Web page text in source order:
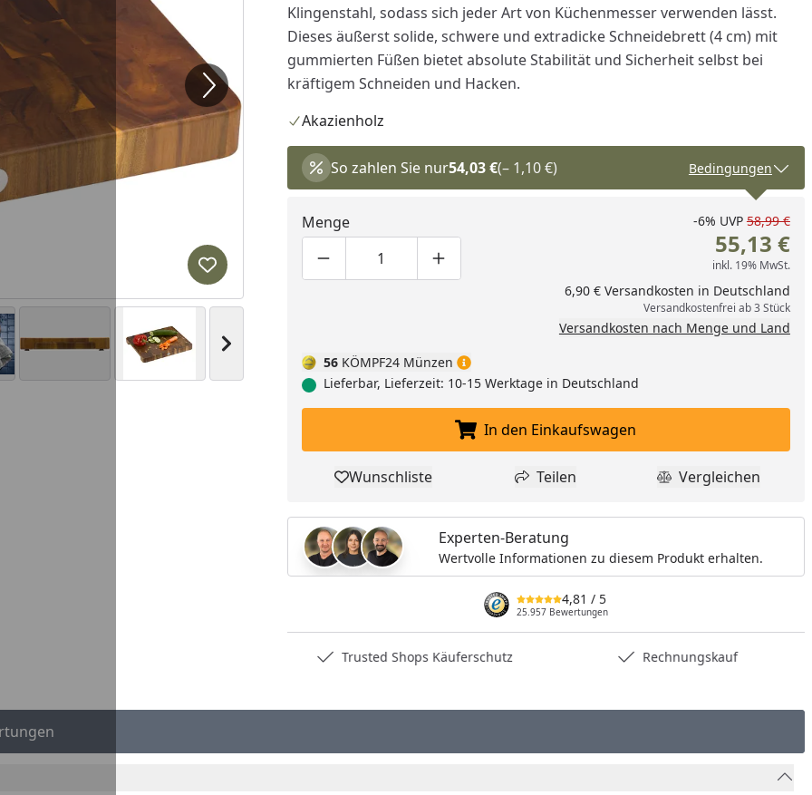
Nächstes Bild anzeigen
Produkt zur Wunschliste hinzufügen
Klingenstahl, sodass sich jeder Art von Küchenmesser verwenden lässt.
Dieses äußerst solide, schwere und extradicke Schneidebrett (4 cm) mit
gummierten Füßen bietet absolute Stabilität und Sicherheit selbst bei
kräftigem Schneiden und Hacken.
Akazienholz
So zahlen Sie nur54,03 €(– 1,10 €) Bedingungen
Menge
Produktmenge um eins verringern
Produktmenge manuell eingeben
Produktmenge um eins erhöhen
-6% UVP 58,99 €
55,13 €
inkl. 19% MwSt.
6,90 € Versandkosten in Deutschland
Versandkostenfrei ab 3 Stück
Versandkosten nach Menge und Land
56 KÖMPF24 Münzen
Lieferbar, Lieferzeit: 10-15 Werktage in Deutschland
In den Einkaufswagen legen
In den Einkaufswagen
Produkt zur Wunschliste hinzufügen
Wunschliste Teilen
Teilen Produkt
Vergleichen
Experten-Beratung
Wertvolle Informationen zu diesem Produkt erhalten.
4,81 / 5
25.957 Bewertungen
Trusted Shops Käuferschutz Rechnungskauf